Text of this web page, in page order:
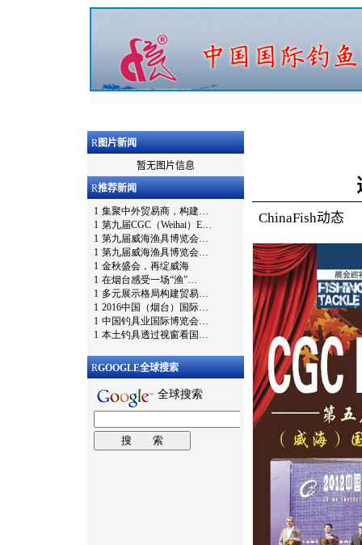
R图片新闻
暂无图片信息
R推荐新闻
RGOOGLE全球搜索
ChinaFish动